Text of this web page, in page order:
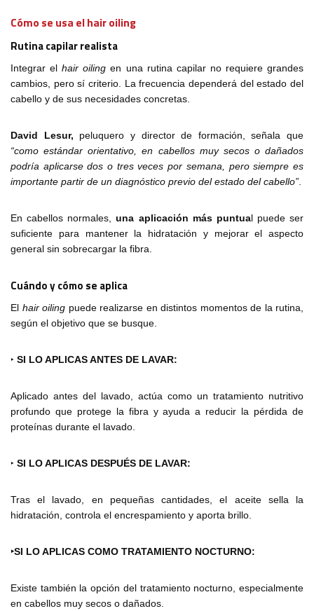
Cómo se usa el hair oiling
Rutina capilar realista
Integrar elhair oiling en una rutina capilar no requiere grandes
cambios, pero sí criterio. La frecuencia dependerá del estado del
cabello y de sus necesidades concretas.
David Lesur, peluquero y director de formación, señala que
“como estándar orientativo, en cabellos muy secos o dañados
podría aplicarse dos o tres veces por semana, pero siempre es
importante partir de un diagnóstico previo del estado del cabello”
En cabellos normales, una aplicación más puntual puede ser
suficiente para mantener la hidratación y mejorar el aspecto
general sin sobrecargar la fibra.
Cuándo y cómo se aplica
El hair oiling puede realizarse en distintos momentos de la rutina,
según el objetivo que se busque.
‣ SI LO APLICAS ANTES DE LAVAR:
Aplicado antes del lavado, actúa como un tratamiento nutritivo
profundo que protege la fibra y ayuda a reducir la pérdida de
proteínas durante el lavado.
‣ SI LO APLICAS DESPUÉS DE LAVAR:
Tras el lavado, en pequeñas cantidades, el aceite sella la
hidratación, controla el encrespamiento y aporta brillo.
‣SI LO APLICAS COMO TRATAMIENTO NOCTURNO:
Existe también la opción del tratamiento nocturno, especialmente
en cabellos muy secos o dañados.